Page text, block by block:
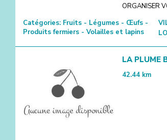
ORGANISER
Catégories: Fruits - Légumes - Œufs -
Produits fermiers - Volailles et lapins
LA PLUME
42.44 km